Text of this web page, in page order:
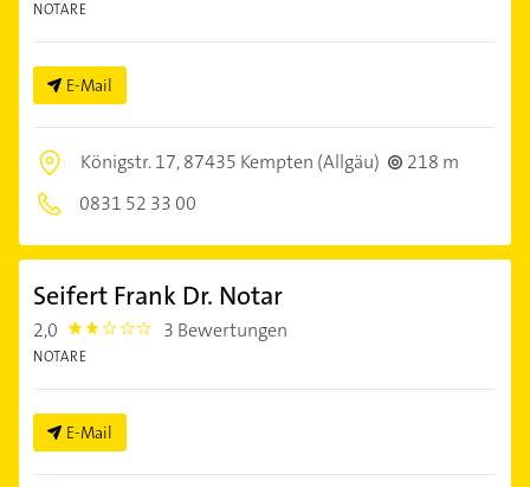
NOTARE
E-Mail
Königstr. 17,87435 Kempten (Allgäu)
218 m
0831 52 33 00
Seifert Frank Dr. Notar
2,0 2.0 3 Bewertungen
NOTARE
E-Mail